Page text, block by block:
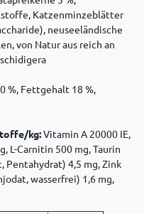
Katzenminzeblätter
neuseeländische
von Natur aus reich an
%, Fettgehalt 18 %,
kg:Vitamin A 20000 IE,
L-Carnitin 500 mg, Taurin
Pentahydrat) 4,5 mg, Zink
wasserfrei) 1,6 mg,